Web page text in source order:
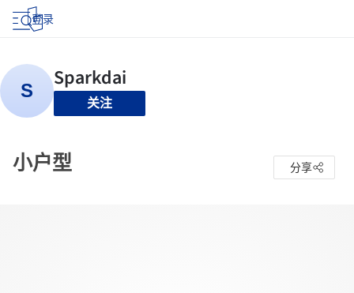
登录
关注
小户型 分享